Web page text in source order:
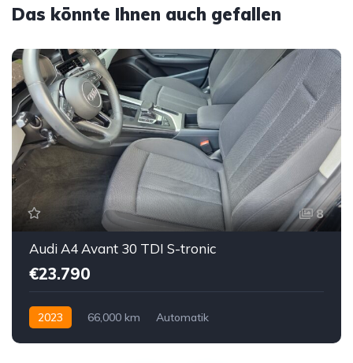
Das könnte Ihnen auch gefallen
8
Audi A4 Avant 30 TDI S-tronic
€23.790
2023 66,000 km
Automatik